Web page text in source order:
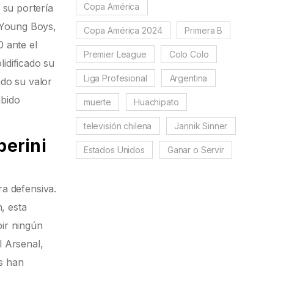
su portería
Boys,
ante el
su
su valor
defensiva.
esta
ningún
Arsenal,
han
Copa América
Copa América 2024 Primera B
Premier League Colo Colo
Liga Profesional Argentina
muerte Huachipato
televisión chilena Jannik Sinner
Estados Unidos Ganar o Servir